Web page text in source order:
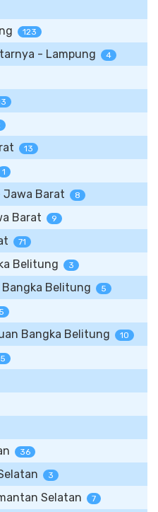
123
- Lampung 4
13
1
Jawa Barat 8
Barat 9
71
Belitung 3
Belitung 5
5
Bangka Belitung 10
5
36
3
Selatan 7